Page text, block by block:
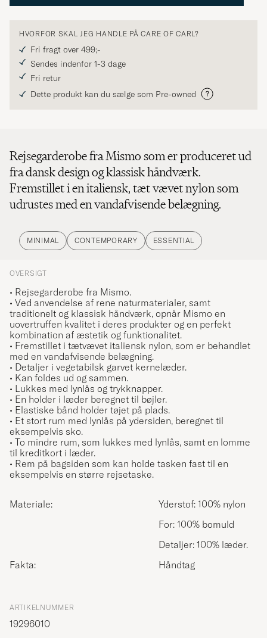
HVORFOR SKAL JEG HANDLE PÅ CARE OF CARL?
Fri fragt over 499;-
Sendes indenfor 1-3 dage
Fri retur
Dette produkt kan du sælge som Pre-owned
Rejsegarderobe fra Mismo som er produceret ud
fra dansk design og klassisk håndværk.
Fremstillet i en italiensk, tæt vævet nylon som
udrustes med en vandafvisende belægning.
MINIMAL CONTEMPORARY ESSENTIAL
OVERSIGT
• Rejsegarderobe fra Mismo.
• Ved anvendelse af rene naturmaterialer, samt
traditionelt og klassisk håndværk, opnår Mismo en
uovertruffen kvalitet i deres produkter og en perfekt
kombination af æstetik og funktionalitet.
• Fremstillet i tætvævet italiensk nylon, som er behandlet
med en vandafvisende belægning.
• Detaljer i vegetabilsk garvet kernelæder.
• Kan foldes ud og sammen.
• Lukkes med lynlås og trykknapper.
• En holder i læder beregnet til bøjler.
• Elastiske bånd holder tøjet på plads.
• Et stort rum med lynlås på ydersiden, beregnet til
eksempelvis sko.
• To mindre rum, som lukkes med lynlås, samt en lomme
til kreditkort i læder.
• Rem på bagsiden som kan holde tasken fast til en
eksempelvis en større rejsetaske.
Materiale:
Yderstof: 100% nylon
For: 100% bomuld
Detaljer: 100% læder.
Fakta:
Håndtag
ARTIKELNUMMER
19296010